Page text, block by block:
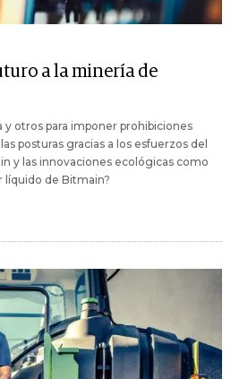
a la minería de
y otros para imponer prohibiciones
posturas gracias a los esfuerzos del
y las innovaciones ecológicas como
líquido de Bitmain?